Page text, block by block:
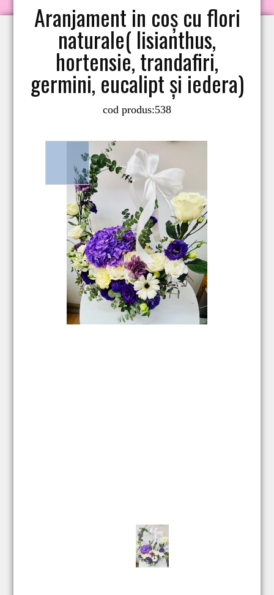
Aranjament in coș cu flori
naturale( lisianthus,
hortensie, trandafiri,
germini, eucalipt și iedera)
cod produs:538